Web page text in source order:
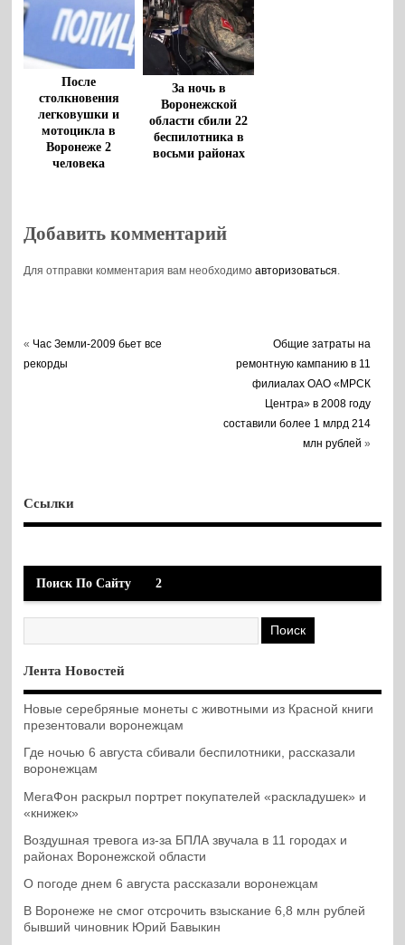
После
столкновения
легковушки и
мотоцикла в
Воронеже 2
человека
За ночь в
Воронежской
области сбили 22
беспилотника в
восьми районах
Добавить комментарий
Для отправки комментария вам необходимоавторизоваться.
« Час Земли-2009 бьет все
рекорды
Общие затраты на
ремонтную кампанию в 11
филиалах ОАО «МРСК
Центра» в 2008 году
составили более 1 млрд 214
млн рублей »
Ссылки
Поиск По Сайту 2
Лента Новостей
Новые серебряные монеты с животными из Красной книги
презентовали воронежцам
Где ночью 6 августа сбивали беспилотники, рассказали
воронежцам
МегаФон раскрыл портрет покупателей «раскладушек» и
«книжек»
Воздушная тревога из-за БПЛА звучала в 11 городах и
районах Воронежской области
О погоде днем 6 августа рассказали воронежцам
В Воронеже не смог отсрочить взыскание 6,8 млн рублей
бывший чиновник Юрий Бавыкин